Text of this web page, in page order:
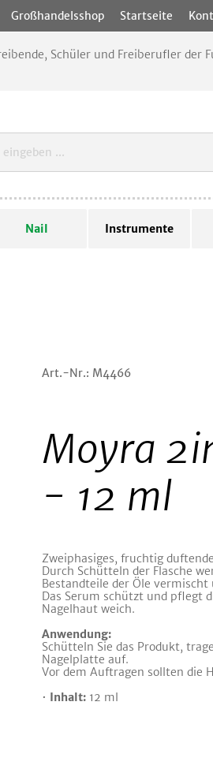
Großhandelsshop Startseite
Schüler und Freiberufler der
Nail Instrumente
Art.-Nr.: M4466
Moyra
- 12 ml
Zweiphasiges, fruchtig
Durch Schütteln der Flasche
Bestandteile der Öle
Das Serum schützt und pflegt
Nagelhaut weich.
Anwendung:
Schütteln Sie das Produkt,
Nagelplatte auf.
Vor dem Auftragen sollten die
• Inhalt: 12 ml